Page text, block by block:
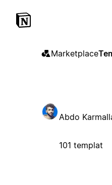
Marketplace
Abdo
101 templat